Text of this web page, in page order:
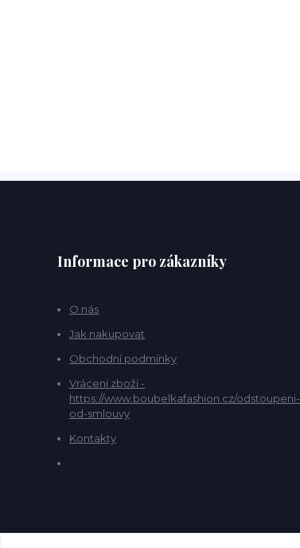
Informace pro zákazníky
O nás
Jak nakupovat
Obchodní podmínky
Vrácení zboží -
https://www.boubelkafashion.cz/odstoupeni-
od-smlouvy
Kontakty